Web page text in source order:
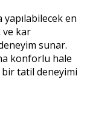
yapılabilecek en
ve kar
sunar.
konforlu hale
bir tatil deneyimi